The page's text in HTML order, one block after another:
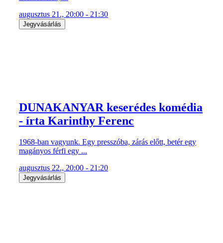
augusztus 21., 20:00 - 21:30
Jegyvásárlás
DUNAKANYAR keserédes komédia
- írta Karinthy Ferenc
1968-ban vagyunk. Egy presszóba, zárás előtt, betér egy
magányos férfi egy ...
augusztus 22., 20:00 - 21:20
Jegyvásárlás